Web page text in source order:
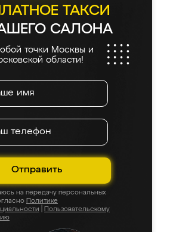
ТАКСИ
САЛОНА
точки Москвы и
области!
Отправить
на передачу персональных
Политике
Пользовательскому